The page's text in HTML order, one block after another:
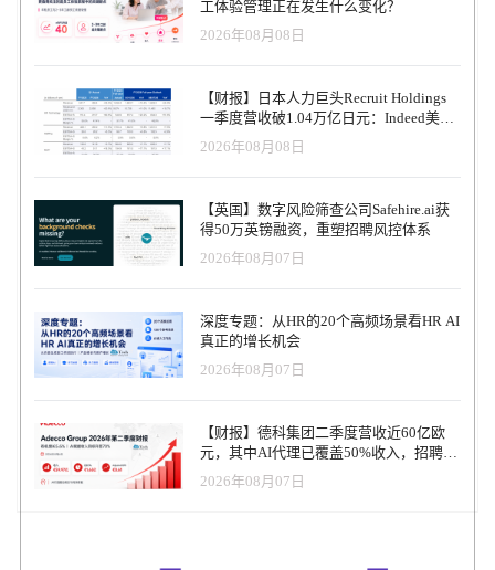
进行招聘。 Humanly使用渐进式剖析，类似于营销工具，以此来快
速了解候选人的意图和背景。在人类介入完成招聘流程之前，其聊
天机器人帮助管理 "漏斗顶端 "的对话。 Kumar表示，除了与流行病
相关的招聘变化外，人们对反种族主义和更具包容性的招聘实践的
需求也在不断增长。Humanly的技术可以帮助消除偏见，隐藏候选人
的姓名、性别、年限等。 "我们认为筛选不应该是把候选人筛选出
去，而是把优秀的候选人筛选进来。"Kumar说。 前微软人力资源长
期高管Lisa Brummel是Humanly的顾问之一。 "我真的为Humanly和
这非常符合未来的招聘和未来的工作。" 布鲁梅尔在一份声明中说。
西雅图地区其他利用科技改善人才招聘流程的初创公司还包括技术
面试平台Karat和帮助企业撰写更好的招聘信息的Textio。 Humanly在
工体验管理正在发生什么变化？
2026年08月08日
【财报】日本人力巨头Recruit Holdings
一季度营收破1.04万亿日元：Indeed美国
收入逆势增长30%，AI招聘推动利润率升
至47.4%
2026年08月08日
【英国】数字风险筛查公司Safehire.ai获
得50万英镑融资，重塑招聘风控体系
2026年08月07日
深度专题：从HR的20个高频场景看HR AI
真正的增长机会
2026年08月07日
【财报】德科集团二季度营收近60亿欧
元，其中AI代理已覆盖50%收入，招聘服
务进入运营重构阶段
2026年08月07日